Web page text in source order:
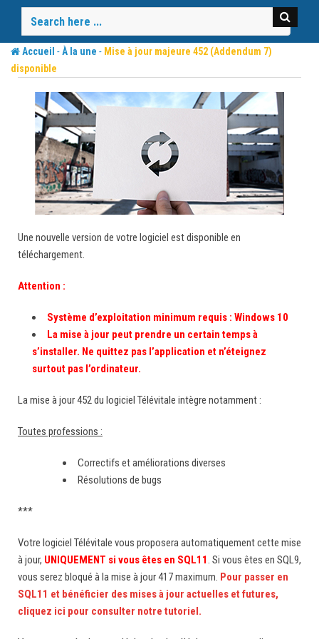
content
Accueil -À la une - Mise à jour majeure 452 (Addendum 7)
disponible
Une nouvelle version de votre logiciel est disponible en
téléchargement.
Attention :
Système d’exploitation minimum requis : Windows 10
La mise à jour peut prendre un certain temps à
s’installer. Ne quittez pas l’application et n’éteignez
surtout pas l’ordinateur.
La mise à jour 452 du logiciel Télévitale intègre notamment :
Toutes professions :
Correctifs et améliorations diverses
Résolutions de bugs
***
Votre logiciel Télévitale vous proposera automatiquement cette mise
à jour, UNIQUEMENT si vous êtes en SQL11 . Si vous êtes en SQL9,
vous serez bloqué à la mise à jour 417 maximum. Pour passer en
SQL11 et bénéficier des mises à jour actuelles et futures,
cliquez ici pour consulter notre tutoriel.